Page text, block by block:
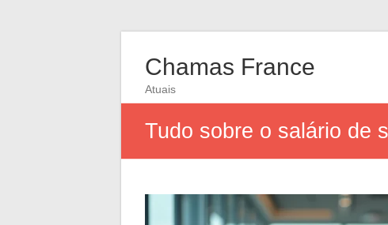
Chamas France
Atuais
Tudo sobre o salário de